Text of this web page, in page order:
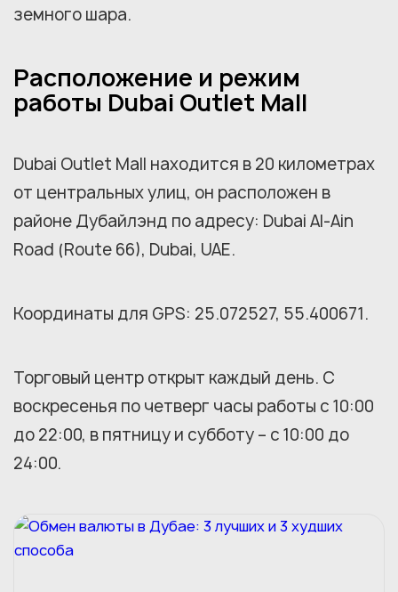
земного шара.
Расположение и режим
работы Dubai Outlet Mall
Dubai Outlet Mall находится в 20 километрах
от центральных улиц, он расположен в
районе Дубайлэнд по адресу: Dubai Al-Ain
Road (Route 66), Dubai, UAE.
Координаты для GPS: 25.072527, 55.400671.
Торговый центр открыт каждый день. С
воскресенья по четверг часы работы с 10:00
до 22:00, в пятницу и субботу – с 10:00 до
24:00.